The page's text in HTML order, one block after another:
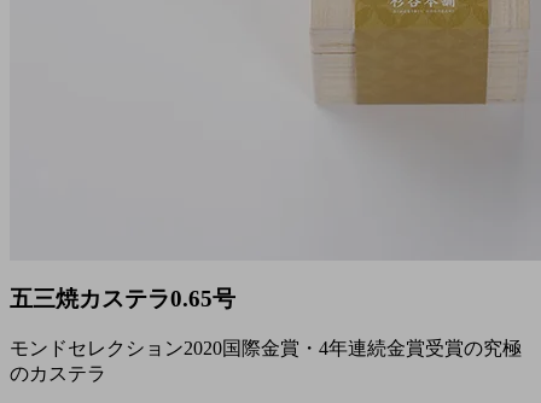
五三焼カステラ0.65号
モンドセレクション2020国際金賞・4年連続金賞受賞の究極
のカステラ